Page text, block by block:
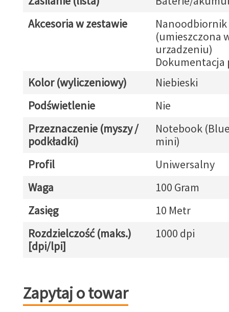
Akcesoria w zestawie
Nanoodbiornik
(umieszczona
urzadzeniu)
Kolor (wyliczeniowy)
Niebieski
Podświetlenie
Nie
Przeznaczenie (myszy /
podkładki)
Notebook
mini)
Profil
Uniwersalny
Waga
100 Gram
Zasięg
10 Metr
Rozdzielczość (maks.)
[dpi/lpi]
1000 dpi
Zapytaj o towar
Zapytaj o towar